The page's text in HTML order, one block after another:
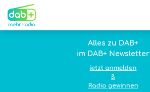
Alles zu DAB+
im DAB+ Newsletter
jetzt anmelden
&
Radio gewinnen